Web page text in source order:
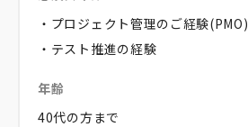
・プロジェクト管理のご経験(PMO)
・テスト推進の経験
年齢
40代の方まで